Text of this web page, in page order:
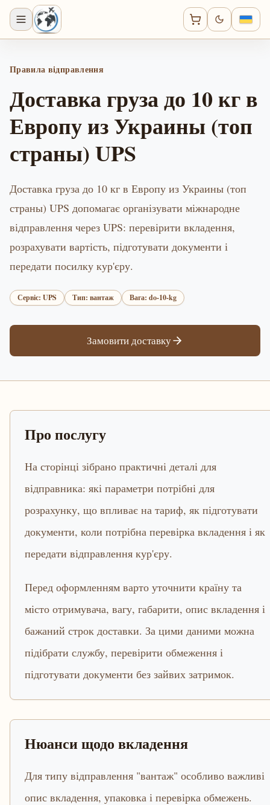
Правила відправлення
Доставка груза до 10 кг в
Европу из Украины (топ
страны) UPS
Доставка груза до 10 кг в Европу из Украины (топ
страны) UPS допомагає організувати міжнародне
відправлення через UPS: перевірити вкладення,
розрахувати вартість, підготувати документи і
передати посилку кур'єру.
Сервіс: UPS Тип: вантаж Вага: do-10-kg
Замовити доставку
Про послугу
На сторінці зібрано практичні деталі для
відправника: які параметри потрібні для
розрахунку, що впливає на тариф, як підготувати
документи, коли потрібна перевірка вкладення і як
передати відправлення кур'єру.
Перед оформленням варто уточнити країну та
місто отримувача, вагу, габарити, опис вкладення і
бажаний строк доставки. За цими даними можна
підібрати службу, перевірити обмеження і
підготувати документи без зайвих затримок.
Нюанси щодо вкладення
Для типу відправлення "вантаж" особливо важливі
опис вкладення, упаковка і перевірка обмежень.